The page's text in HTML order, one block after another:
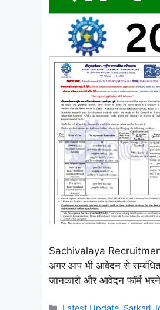
Sachivalaya Recruitment
अगर आप भी आवेदन से
जानकारी और आवेदन फॉर्म
Categories
Latest Update Sarkari